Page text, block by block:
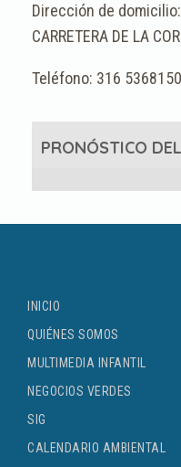
CARRETERA DE LA
316 5368150
PRONÓSTICO
INICIO
QUIÉNES SOMOS
MULTIMEDIA INFANTIL
NEGOCIOS VERDES
SIG
CALENDARIO AMBIENTAL